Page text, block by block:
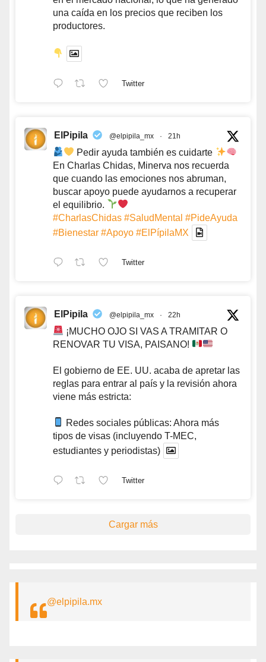
una caída en los precios que reciben los
productores.
Twitter
ElPipila @elpipila_mx · 21h
Pedir ayuda también es cuidarte
En Charlas Chidas, Minerva nos recuerda
que cuando las emociones nos abruman,
buscar apoyo puede ayudarnos a recuperar
el equilibrio.
#CharlasChidas #SaludMental #PideAyuda
#Bienestar #Apoyo #ElPípilaMX
Twitter
ElPipila @elpipila_mx · 22h
¡MUCHO OJO SI VAS A TRAMITAR O
RENOVAR TU VISA, PAISANO!
El gobierno de EE. UU. acaba de apretar las
reglas para entrar al país y la revisión ahora
viene más estricta:
Redes sociales públicas: Ahora más
tipos de visas (incluyendo T-MEC,
estudiantes y periodistas)
Twitter
Cargar más
@elpipila.mx